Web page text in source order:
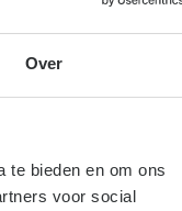
Over
te bieden en om ons
voor social